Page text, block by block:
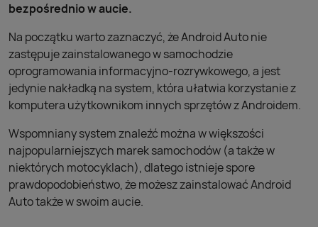
bezpośrednio w aucie.
Na początku warto zaznaczyć, że Android Auto nie
zastępuje zainstalowanego w samochodzie
oprogramowania informacyjno-rozrywkowego, a jest
jedynie nakładką na system, która ułatwia korzystanie z
komputera użytkownikom innych sprzętów z Androidem.
Wspomniany system znaleźć można w większości
najpopularniejszych marek samochodów (a także w
niektórych motocyklach), dlatego istnieje spore
prawdopodobieństwo, że możesz zainstalować Android
Auto także w swoim aucie.